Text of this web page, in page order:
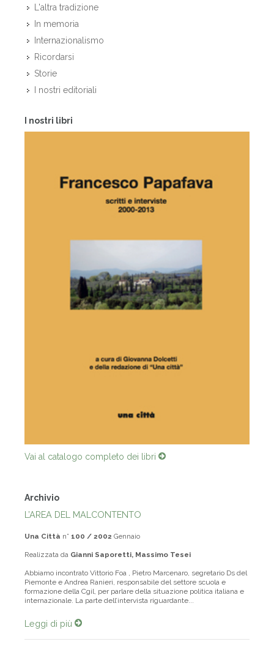
L'altra tradizione
In memoria
Internazionalismo
Ricordarsi
Storie
I nostri editoriali
I nostri libri
Vai al catalogo completo dei libri
Archivio
L’AREA DEL MALCONTENTO
Una Città n° 100 / 2002 Gennaio
Realizzata da Gianni Saporetti, Massimo Tesei
Abbiamo incontrato Vittorio Foa , Pietro Marcenaro, segretario Ds del
Piemonte e Andrea Ranieri, responsabile del settore scuola e
formazione della Cgil, per parlare della situazione politica italiana e
internazionale. La parte dell’intervista riguardante...
Leggi di più